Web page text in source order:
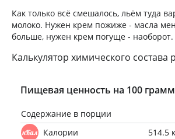
Как только всё смешалось, льём туда
молоко. Нужен крем пожиже - масла
больше, нужен крем погуще - наоборот.
Калькулятор химического состава
Пищевая ценность на 100 грамм
Содержание в порции
Калории
514.5